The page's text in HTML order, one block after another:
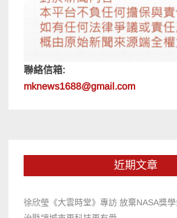
聯絡信箱:
mknews1688@gmail.com
近期文章
徐欣瑩《大雲時堂》專訪 放棄NASA獎